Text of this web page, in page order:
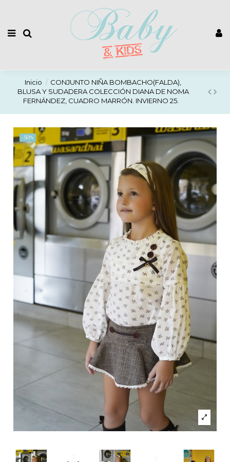
Inicio
CONJUNTO NIÑA BOMBACHO(FALDA),
BLUSA Y SUDADERA COLECCIÓN DIANA DE NOMA
FERNÁNDEZ, CUADRO MARRÓN. INVIERNO 25.
-50%